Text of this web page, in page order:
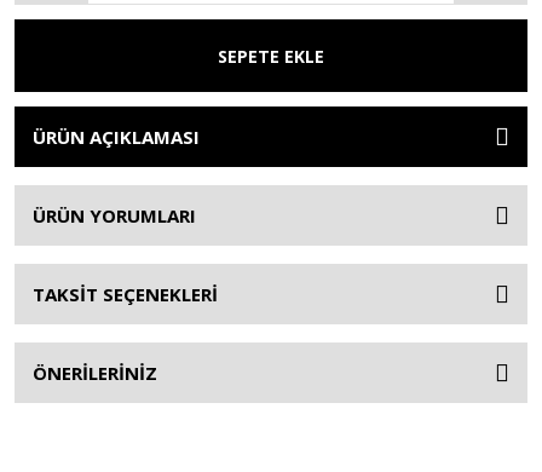
SEPETE EKLE
ÜRÜN AÇIKLAMASI
ÜRÜN YORUMLARI
TAKSİT SEÇENEKLERİ
ÖNERİLERİNİZ